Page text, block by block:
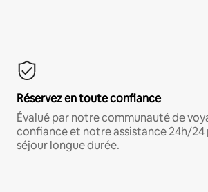
Réservez en toute confiance
Évalué par notre communauté de
confiance et notre assistance 24h/
séjour longue durée.